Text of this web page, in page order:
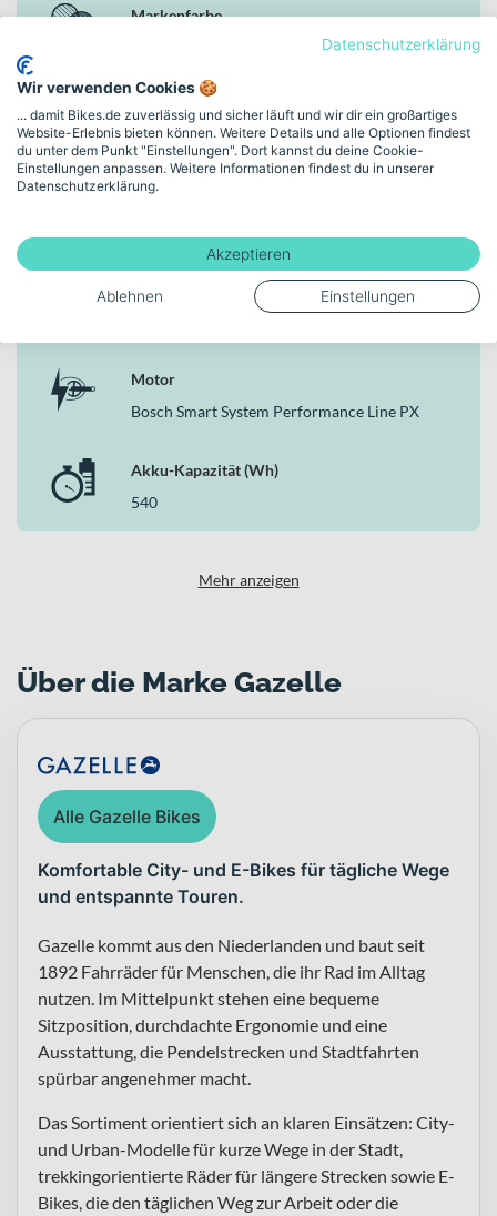
starke Unterstützung im Alltag
Bosch Kiox 500 Display für übersichtliche Steuerung und
SR Suntour MOBIE 34 Federgabel mit 80 mm Federweg für
spürbaren Komfort
Hydraulische Scheibenbremsen SHIMANO MT420 für
sichere Verzögerung
Schwalbe The Green Marathon 55-622 Reifen für langlebige
Commuter Glow Rückleuchte mit Straßenzulassung
Wahlweise als High-Step oder Low-Step Rahmen in 28 Zoll
erhältlich
Warum dieses Bike in der Kategorie E-Citybikes
überzeugt
Das Gazelle Ultimate C380 540 verbindet ein durchdachtes
Scheibenbremsen. In der Kategorie E-Citybikes steht es damit für
eine ausgewogene Kombination aus Alltagstauglichkeit, Komfort
Markenfarbe
Rahmenhöhe
49 cm | S | (28")
Schaltungstyp
Motor
Bosch Smart System Performance Line PX
Akku-Kapazität (Wh)
540
Mehr anzeigen
Über die Marke Gazelle
Alle Gazelle Bikes
Komfortable City- und E-Bikes für tägliche Wege
und entspannte Touren.
Gazelle kommt aus den Niederlanden und baut seit
1892 Fahrräder für Menschen, die ihr Rad im Alltag
nutzen. Im Mittelpunkt stehen eine bequeme
Sitzposition, durchdachte Ergonomie und eine
Ausstattung, die Pendelstrecken und Stadtfahrten
spürbar angenehmer macht.
Das Sortiment orientiert sich an klaren Einsätzen: City-
und Urban-Modelle für kurze Wege in der Stadt,
trekkingorientierte Räder für längere Strecken sowie E-
Bikes, die den täglichen Weg zur Arbeit oder die
Datenschutzerklärung
Wir verwenden Cookies 🍪
... damit Bikes.de zuverlässig und sicher läuft und wir dir ein großartiges
Website-Erlebnis bieten können. Weitere Details und alle Optionen findest
du unter dem Punkt "Einstellungen". Dort kannst du deine Cookie-
Einstellungen anpassen. Weitere Informationen findest du in unserer
Datenschutzerklärung.
Akzeptieren
Ablehnen Einstellungen